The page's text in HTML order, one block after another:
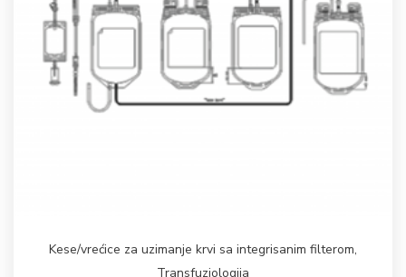
Kese/vrećice za uzimanje krvi sa integrisanim filterom,
Transfuziologija